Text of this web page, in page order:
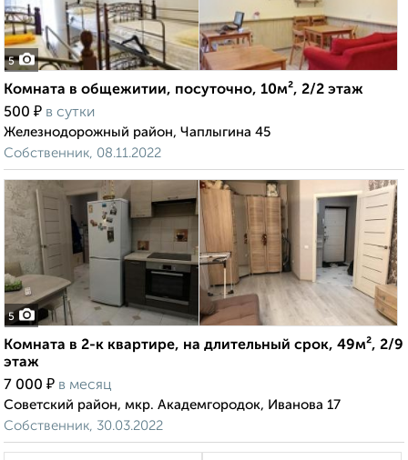
5
Комната в общежитии, посуточно, 10м², 2/2 этаж
500 ₽ в сутки
Железнодорожный район, Чаплыгина 45
Собственник, 08.11.2022
5
Комната в 2-к квартире, на длительный срок, 49м², 2/9
этаж
7 000 ₽ в месяц
Советский район, мкр. Академгородок, Иванова 17
Собственник, 30.03.2022